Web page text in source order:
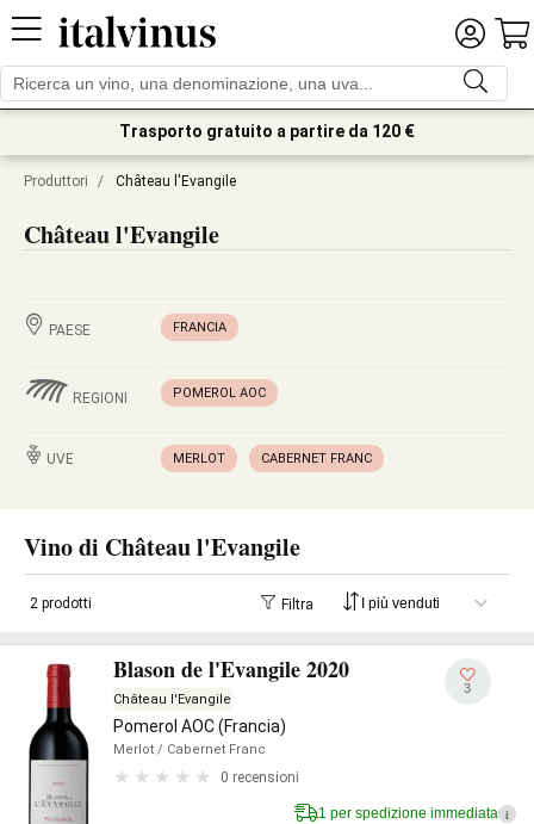
Trasporto gratuito a partire da 120 €
Produttori / Château l'Evangile
Château l'Evangile
PAESE FRANCIA
REGIONI POMEROL AOC
UVE MERLOT CABERNET FRANC
Vino di Château l'Evangile
2 prodotti Filtra
Blason de l'Evangile 2020
Château l'Evangile
Pomerol AOC (Francia)
Merlot / Cabernet Franc
0 recensioni
3
1 per spedizione immediata i